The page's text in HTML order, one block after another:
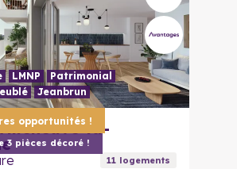
opportunités !
3 pièces décoré !
LMNP
Patrimonial
Jeanbrun
la-
11logements